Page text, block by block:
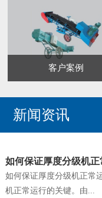
客户案例
新闻资讯
如何保证厚度分级机正
如何保证厚度分级机正常
机正常运行的关键。由...